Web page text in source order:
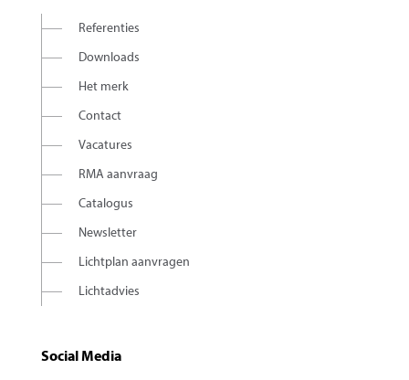
Referenties
Downloads
Het merk
Contact
Vacatures
RMA aanvraag
Catalogus
Newsletter
Lichtplan aanvragen
Lichtadvies
Social Media